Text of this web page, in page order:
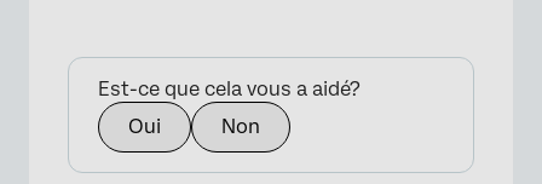
Est-ce que cela vous a aidé?
Oui
Non